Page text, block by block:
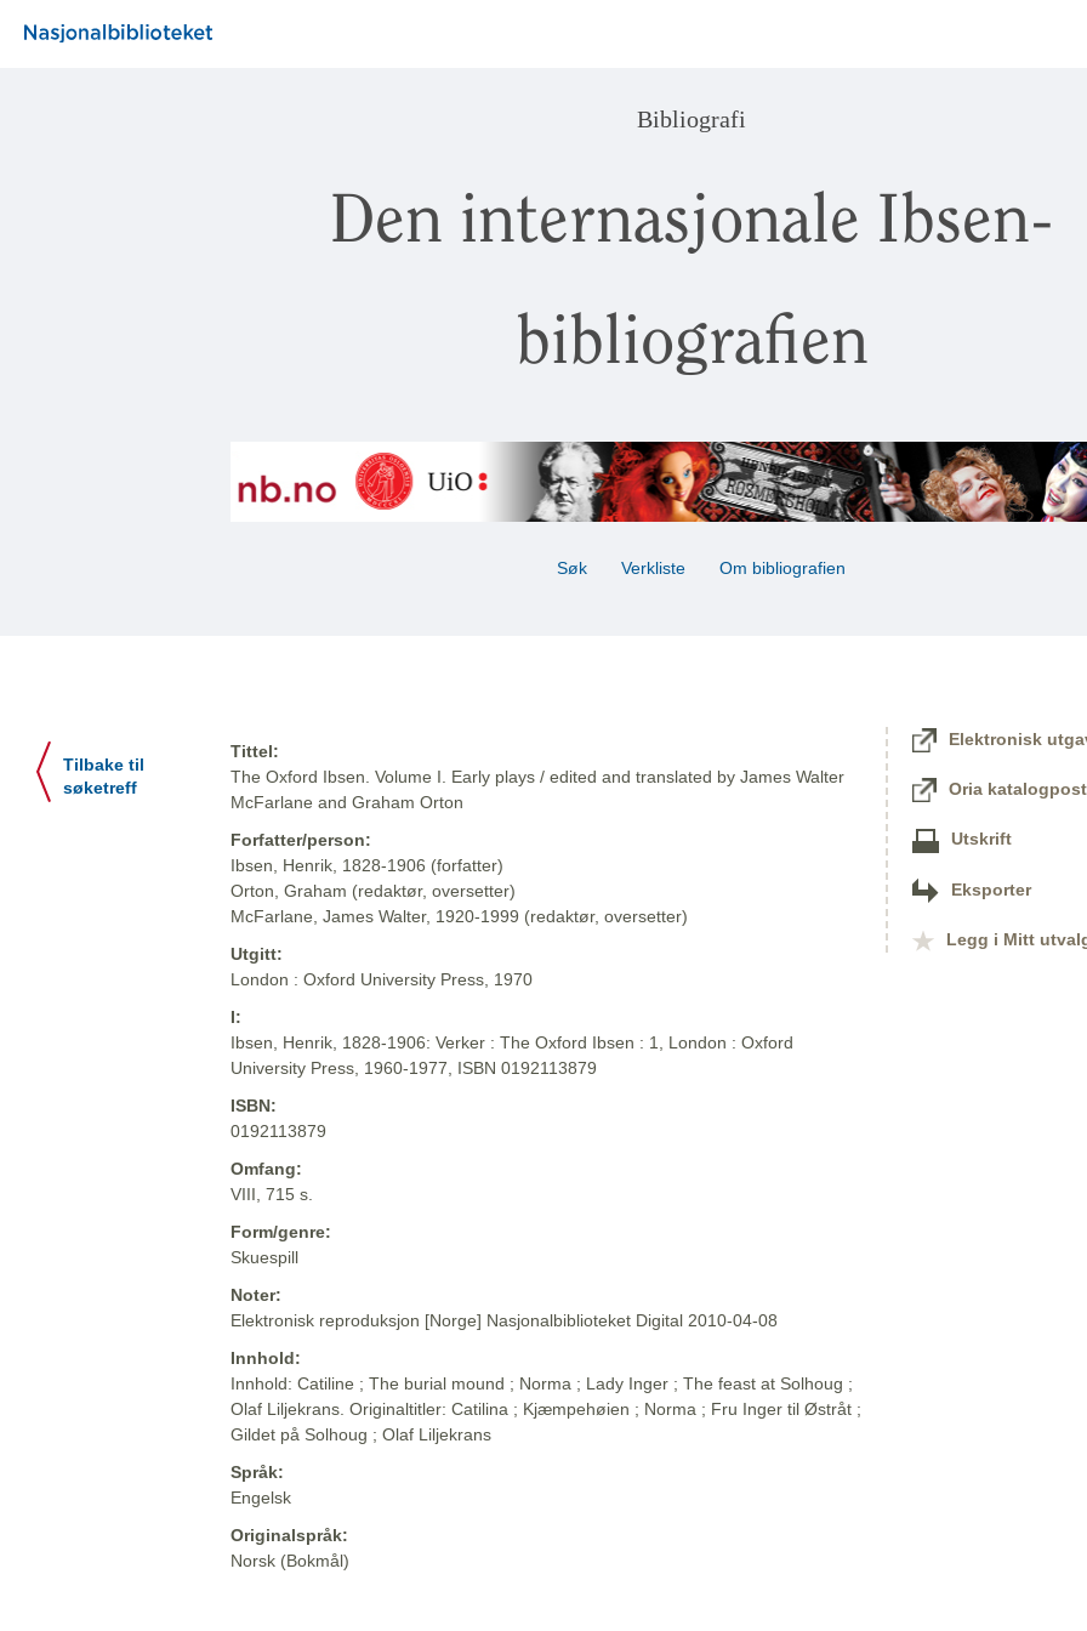
Bibliografi
Den internasjonale Ibsen-
bibliografien
Søk Verkliste Om bibliografien
Tilbake til
søketreff
Tittel:
The Oxford Ibsen. Volume I. Early plays / edited and translated by James Walter
McFarlane and Graham Orton
Forfatter/person:
Ibsen, Henrik, 1828-1906 (forfatter)
Orton, Graham (redaktør, oversetter)
McFarlane, James Walter, 1920-1999 (redaktør, oversetter)
Utgitt:
London : Oxford University Press, 1970
I:
Ibsen, Henrik, 1828-1906: Verker : The Oxford Ibsen : 1, London : Oxford
University Press, 1960-1977, ISBN 0192113879
ISBN:
0192113879
Omfang:
VIII, 715 s.
Form/genre:
Skuespill
Noter:
Elektronisk reproduksjon [Norge] Nasjonalbiblioteket Digital 2010-04-08
Innhold:
Innhold: Catiline ; The burial mound ; Norma ; Lady Inger ; The feast at Solhoug ;
Olaf Liljekrans. Originaltitler: Catilina ; Kjæmpehøien ; Norma ; Fru Inger til Østråt ;
Gildet på Solhoug ; Olaf Liljekrans
Språk:
Engelsk
Originalspråk:
Norsk (Bokmål)
Elektronisk
Oria katalogpost
Utskrift
Eksporter
Legg i Mitt